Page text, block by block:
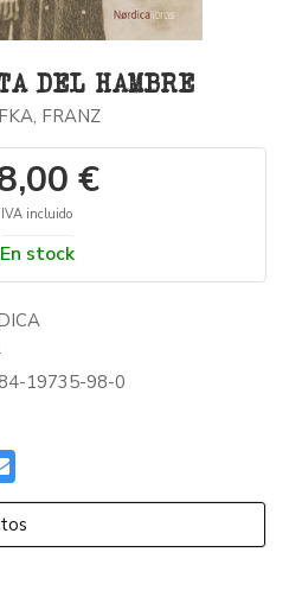
DEL HAMBRE
FRANZ
€
IVA incluido
En stock
19735-98-0